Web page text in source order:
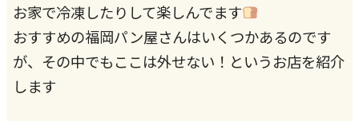
お家で冷凍したりして楽しんでます
おすすめの福岡パン屋さんはいくつかあるのです
が、その中でもここは外せない！というお店を紹介
します